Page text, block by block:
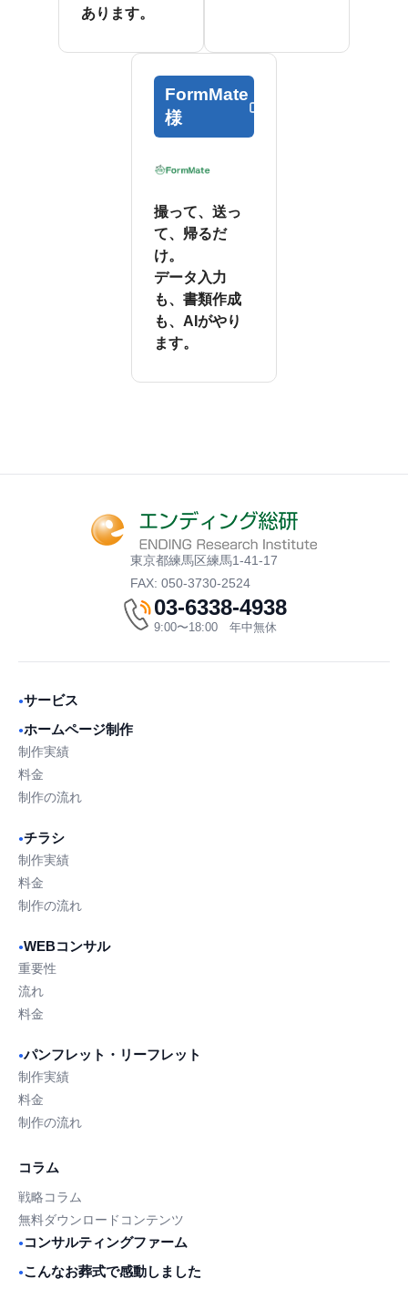
あります。
FormMate
様
撮って、送っ
て、帰るだ
け。
データ入力
も、書類作成
も、AIがやり
ます。
東京都練馬区練馬1-41-17
FAX: 050-3730-2524
03-6338-4938
9:00〜18:00 年中無休
●サービス
●ホームページ制作
制作実績
料金
制作の流れ
●チラシ
制作実績
料金
制作の流れ
●WEBコンサル
重要性
流れ
料金
●パンフレット・リーフレット
制作実績
料金
制作の流れ
コラム
戦略コラム
無料ダウンロードコンテンツ
● コンサルティングファーム
●こんなお葬式で感動しました